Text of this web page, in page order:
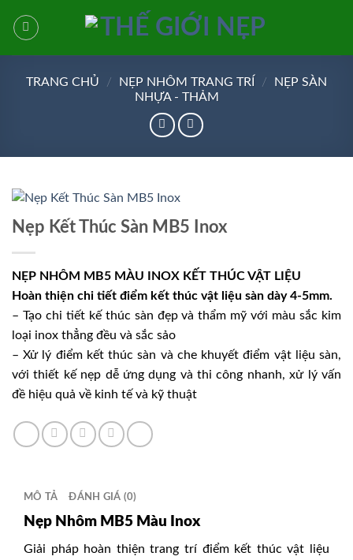
qua
TRANG CHỦ
/ NẸP NHÔM TRANG TRÍ /
NẸP SÀN
NHỰA - THẢM
Nẹp Kết Thúc Sàn MB5 Inox
NẸP NHÔM MB5 MÀU INOX KẾT THÚC VẬT LIỆU
Hoàn thiện chi tiết điểm kết thúc vật liệu sàn dày 4-5mm.
– Tạo chi tiết kế thúc sàn đẹp và thẩm mỹ với màu sắc kim
loại inox thẳng đều và sắc sảo
– Xử lý điểm kết thúc sàn và che khuyết điểm vật liệu sàn,
với thiết kế nẹp dễ ứng dụng và thi công nhanh, xử lý vấn
đề hiệu quả về kinh tế và kỹ thuật
MÔ TẢ ĐÁNH GIÁ (0)
Nẹp Nhôm MB5 Màu Inox
Giải pháp hoàn thiện trang trí điểm kết thúc vật liệu